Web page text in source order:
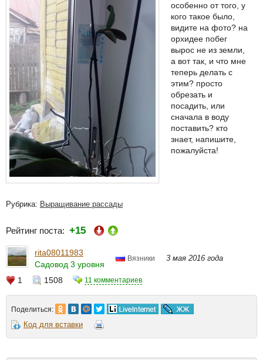
особенно от того, у
кого такое было,
видите на фото? на
орхидее побег
вырос не из земли,
а вот так, и что мне
теперь делать с
этим? просто
обрезать и
посадить, или
сначала в воду
поставить? кто
знает, напишите,
пожалуйста!
Рубрика: Выращивание рассады
Рейтинг поста: +15
rita08011983
Садовод 3 уровня
Вязники 3 мая 2016 года
1 1508 11 комментариев
Поделиться:
Код для вставки